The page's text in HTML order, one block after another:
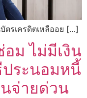
ตรเครดิตเหลืออย […]
อม ไม่มีเงิน
ประนอมหนี้
จ่ายด่วน